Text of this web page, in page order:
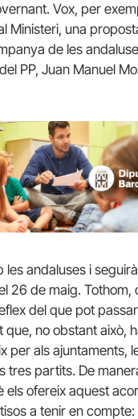
Vox, per
Ministeri, una
de les
PP, Juan Manuel
andaluses i
26 de maig. Tothom,
del que pot
no obstant això,
per als ajuntaments,
tres partits. De
els ofereix aquest
a tenir en compte: